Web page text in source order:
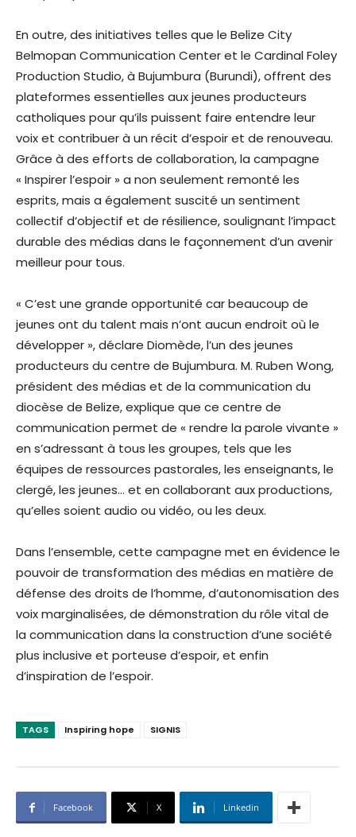
En outre, des initiatives telles que le Belize City
Belmopan Communication Center et le Cardinal Foley
Production Studio, à Bujumbura (Burundi), offrent des
plateformes essentielles aux jeunes producteurs
catholiques pour qu’ils puissent faire entendre leur
voix et contribuer à un récit d’espoir et de renouveau.
Grâce à des efforts de collaboration, la campagne
« Inspirer l’espoir » a non seulement remonté les
esprits, mais a également suscité un sentiment
collectif d’objectif et de résilience, soulignant l’impact
durable des médias dans le façonnement d’un avenir
meilleur pour tous.
« C’est une grande opportunité car beaucoup de
jeunes ont du talent mais n’ont aucun endroit où le
développer », déclare Diomède, l’un des jeunes
producteurs du centre de Bujumbura. M. Ruben Wong,
président des médias et de la communication du
diocèse de Belize, explique que ce centre de
communication permet de « rendre la parole vivante »
en s’adressant à tous les groupes, tels que les
équipes de ressources pastorales, les enseignants, le
clergé, les jeunes… et en collaborant aux productions,
qu’elles soient audio ou vidéo, ou les deux.
Dans l’ensemble, cette campagne met en évidence le
pouvoir de transformation des médias en matière de
défense des droits de l’homme, d’autonomisation des
voix marginalisées, de démonstration du rôle vital de
la communication dans la construction d’une société
plus inclusive et porteuse d’espoir, et enfin
d’inspiration de l’espoir.
TAGS Inspiring hope SIGNIS
Facebook X Linkedin